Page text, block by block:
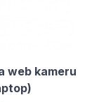
web kameru